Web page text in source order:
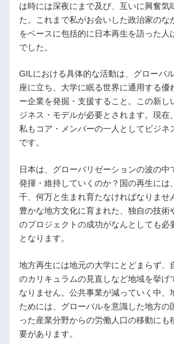
は時には深夜にまで及び、互いに興奮気
た。これまで私がお会いした政治家のな
をベースに包括的に日本再生を語った人
でした。
GILにおける具体的な活動は、グローバ
座に立ち、大学に眠る世界に通用する優
ー企業を発掘・支援すること。この新し
ジネス・モデルが必要とされます。現在
私もコア・メンバーの一人としてビジネ
です。
日本は、グローバリゼーションの波の中
発揮・維持していくのか？国の再生には
千、何万と生まれ育たなければなりませ
豊かな地方文化に育まれた、独自の技術
のプロジェクトの成功がなんとしても必
となります。
地方再生には地元の大学にとどまらず、
のカリキュラムの見直しなど地域を挙げ
なりません。公共事業が減っていく中、
ためには、グローバルを意識した地方の
った産業分野からの労働人口の移動にも
要があります。